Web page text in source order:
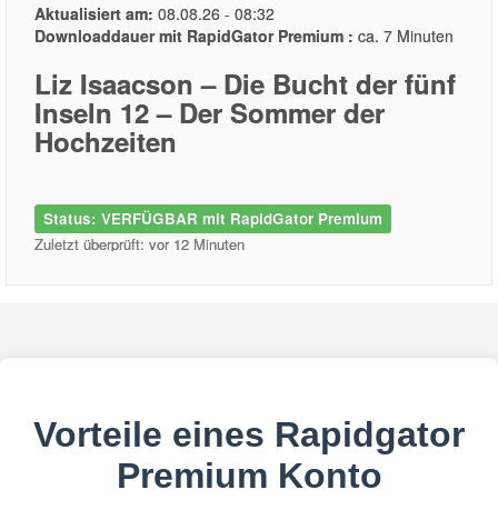
Aktualisiert am: 08.08.26 - 08:32
Downloaddauer mit RapidGator Premium : ca. 7 Minuten
Liz Isaacson – Die Bucht der fünf
Inseln 12 – Der Sommer der
Hochzeiten
Status: VERFÜGBAR mit RapidGator Premium
Zuletzt überprüft: vor 12 Minuten